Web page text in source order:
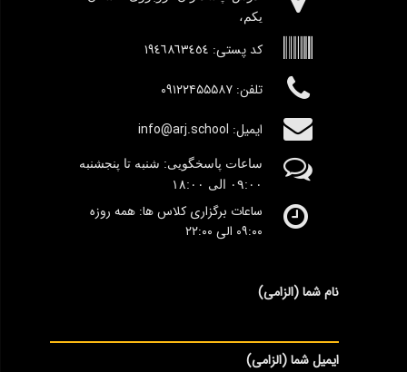
یکم،
کد پستی: ١٩٤٦٨٦٣٤٥٤
تلفن: ۰۹۱۲۲۴۵۵۵۸۷
ایمیل: info@arj.school
ساعات پاسخگویی: شنبه تا پنجشنبه
٠۹:۰۰ الی ١٨:٠٠
ساعات برگزاری کلاس ها: همه روزه
۰۹:۰۰ الی ۲۲:۰۰
نام شما (الزامی)
ایمیل شما (الزامی)